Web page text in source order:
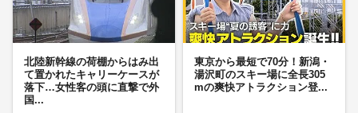
北陸新幹線の荷棚からはみ出
て置かれたキャリーケースが
落下…女性客の頭に直撃で外
国...
東京から最短で70分！新潟・
湯沢町のスキー場に全長305
mの爽快アトラクション登...